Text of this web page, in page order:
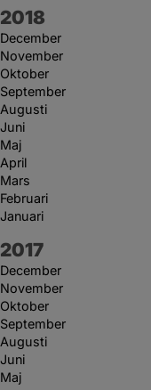
År:
2018
December
November
Oktober
September
Augusti
Juni
Maj
April
Mars
Februari
Januari
År:
2017
December
November
Oktober
September
Augusti
Juni
Maj